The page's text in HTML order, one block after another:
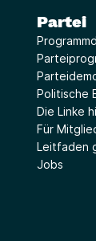
Partei
Politische
Die Linke
Für
Leitfaden
Jobs